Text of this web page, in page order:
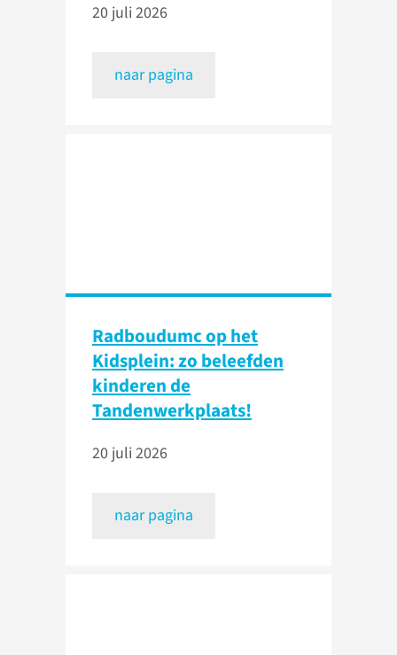
20 juli 2026
naar pagina
Radboudumc op het
Kidsplein: zo beleefden
kinderen de
Tandenwerkplaats!
20 juli 2026
naar pagina